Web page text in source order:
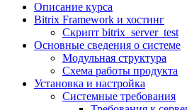
Описание курса
Bitrix Framework и хостинг
Скрипт bitrix_server_test
Основные сведения о системе
Модульная структура
Схема работы продукта
Установка и настройка
Системные требования